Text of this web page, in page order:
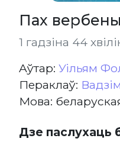
Пах вербены
1 гадзіна 44
Aўтар: Уільям
Пераклаў:
Мова:
Дзе паслухаць